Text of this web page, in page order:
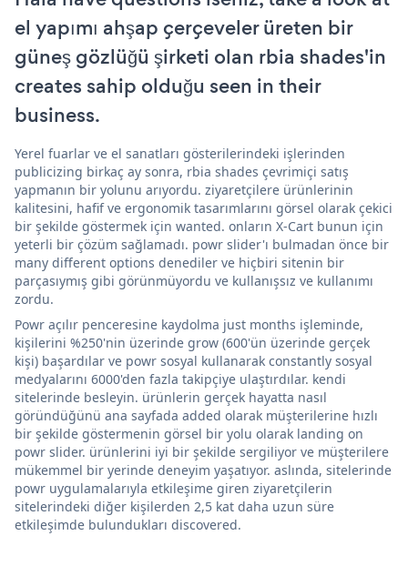
el yapımı ahşap çerçeveler üreten bir
güneş gözlüğü şirketi olan rbia shades'in
creates sahip olduğu seen in their
business.
Yerel fuarlar ve el sanatları gösterilerindeki işlerinden
publicizing birkaç ay sonra, rbia shades çevrimiçi satış
yapmanın bir yolunu arıyordu. ziyaretçilere ürünlerinin
kalitesini, hafif ve ergonomik tasarımlarını görsel olarak çekici
bir şekilde göstermek için wanted. onların X-Cart bunun için
yeterli bir çözüm sağlamadı. powr slider'ı bulmadan önce bir
many different options denediler ve hiçbiri sitenin bir
parçasıymış gibi görünmüyordu ve kullanışsız ve kullanımı
zordu.
Powr açılır penceresine kaydolma just months işleminde,
kişilerini %250'nin üzerinde grow (600'ün üzerinde gerçek
kişi) başardılar ve powr sosyal kullanarak constantly sosyal
medyalarını 6000'den fazla takipçiye ulaştırdılar. kendi
sitelerinde besleyin. ürünlerin gerçek hayatta nasıl
göründüğünü ana sayfada added olarak müşterilerine hızlı
bir şekilde göstermenin görsel bir yolu olarak landing on
powr slider. ürünlerini iyi bir şekilde sergiliyor ve müşterilere
mükemmel bir yerinde deneyim yaşatıyor. aslında, sitelerinde
powr uygulamalarıyla etkileşime giren ziyaretçilerin
sitelerindeki diğer kişilerden 2,5 kat daha uzun süre
etkileşimde bulundukları discovered.